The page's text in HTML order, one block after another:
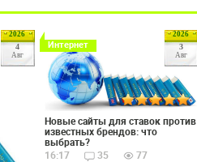
2026
4
Авг
2026
3
Авг
Интернет
Новые сайты для ставок против
известных брендов: что
выбрать?
16:17
35 77